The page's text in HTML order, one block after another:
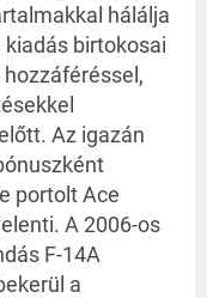
hálálja
birtokosai
Az igazán
portolt Ace
A 2006-os
F-14A
a